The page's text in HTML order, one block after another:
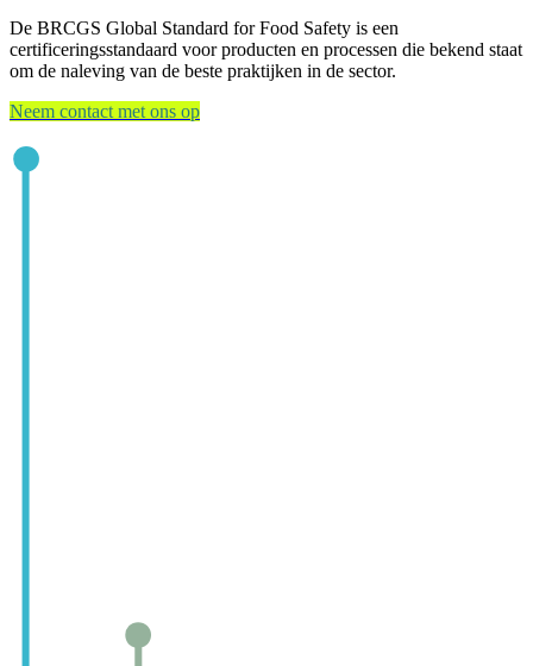
De BRCGS Global Standard for Food Safety is een
certificeringsstandaard voor producten en processen die bekend staat
om de naleving van de beste praktijken in de sector.
Neem contact met ons op